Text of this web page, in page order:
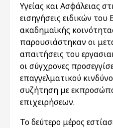
Υγείας και Ασφάλειας
εισηγήσεις ειδικών του
ακαδημαϊκής
παρουσιάστηκαν οι
απαιτήσεις του
οι σύγχρονες
επαγγελματικού
συζήτηση με
επιχειρήσεων.
Το δεύτερο μέρος